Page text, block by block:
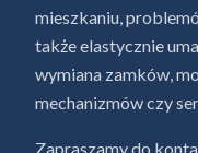
mieszkaniu,
także elastycznie
wymiana zamków,
mechanizmów czy
Zapraszamy do